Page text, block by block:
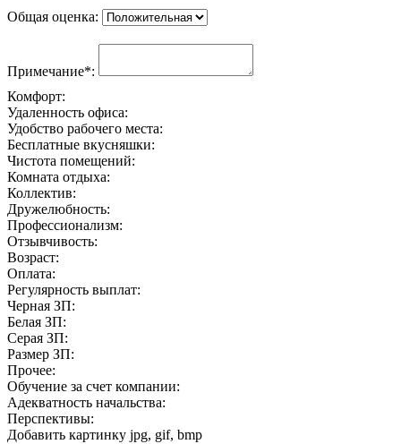
Общая оценка:
Примечание*:
Комфорт:
Удаленность офиса:
Удобство рабочего места:
Бесплатные вкусняшки:
Чистота помещений:
Комната отдыха:
Коллектив:
Дружелюбность:
Профессионализм:
Отзывчивость:
Возраст:
Оплата:
Регулярность выплат:
Черная ЗП:
Белая ЗП:
Серая ЗП:
Размер ЗП:
Прочее:
Обучение за счет компании:
Адекватность начальства:
Перспективы:
Добавить картинку jpg, gif, bmp